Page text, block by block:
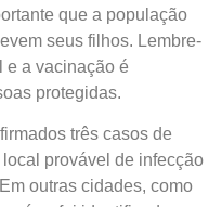
que a população
seus filhos. Lembre-
e a vacinação é
protegidas.
três casos de
provável de infecção
outras cidades, como